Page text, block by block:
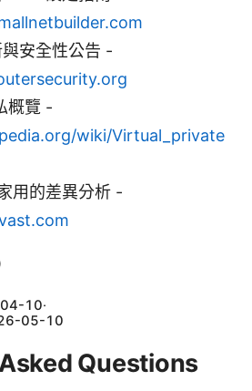
安全性公告 -
概覽 -
wiki/Virtual_private
用的差異分析 -
10·
05-10
Questions